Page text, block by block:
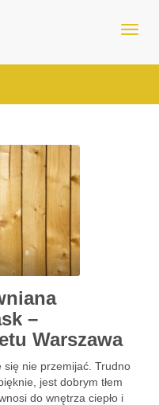
–
Warszawa
nie przemijać. Trudno
jest dobrym tłem
do wnętrza ciepło i